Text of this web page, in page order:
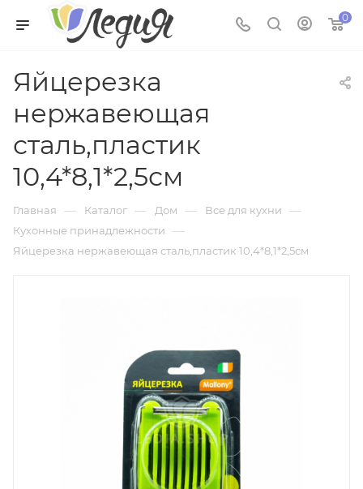
0
Яйцерезка
нержавеющая
сталь,пластик
10,4*8,1*2,5см
Главная — Каталог — Дом — Все для кухни —
Кухонные принадлежности —
Яйцерезка нержавеющая сталь,пластик 10,4*8,1*2,5см